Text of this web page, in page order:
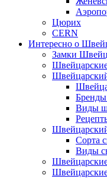
Цюрих
CERN
Интересно о
Замки
Виды
Сорта
Виды
Швейцарские